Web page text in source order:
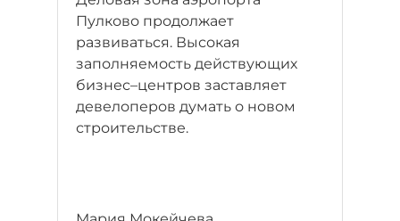
Пулково продолжает
развиваться. Высокая
заполняемость действующих
бизнес–центров заставляет
девелоперов думать о новом
строительстве.